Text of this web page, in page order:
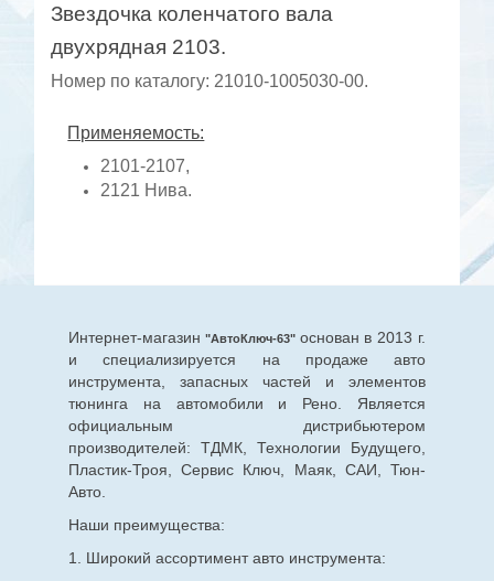
Звездочка коленчатого вала
двухрядная 2103.
Номер по каталогу: 21010-1005030-00.
Применяемость:
2101-2107,
2121 Нива.
Интернет-магазин "АвтоКлюч-63" основан в 2013 г.
и специализируется на продаже авто
инструмента, запасных частей и элементов
тюнинга на автомобили и Рено. Является
официальным дистрибьютером
производителей: ТДМК, Технологии Будущего,
Пластик-Троя, Сервис Ключ, Маяк, САИ, Тюн-
Авто.
Наши преимущества:
1. Широкий ассортимент авто инструмента: